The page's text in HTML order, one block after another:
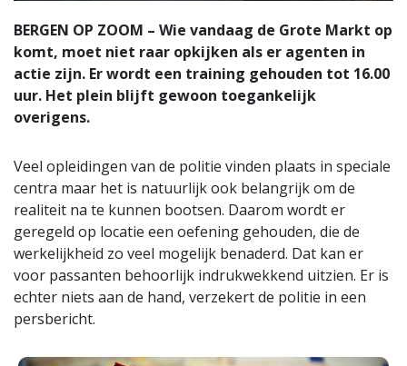
BERGEN OP ZOOM – Wie vandaag de Grote Markt op
komt, moet niet raar opkijken als er agenten in
actie zijn. Er wordt een training gehouden tot 16.00
uur. Het plein blijft gewoon toegankelijk
overigens.
Veel opleidingen van de politie vinden plaats in speciale
centra maar het is natuurlijk ook belangrijk om de
realiteit na te kunnen bootsen. Daarom wordt er
geregeld op locatie een oefening gehouden, die de
werkelijkheid zo veel mogelijk benaderd. Dat kan er
voor passanten behoorlijk indrukwekkend uitzien. Er is
echter niets aan de hand, verzekert de politie in een
persbericht.